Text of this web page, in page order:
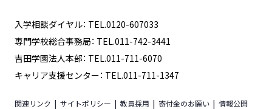
入学相談ダイヤル： TEL.0120-607033
専門学校総合事務局： TEL.011-742-3441
吉田学園法人本部： TEL.011-711-6070
キャリア支援センター： TEL.011-711-1347
関連リンク サイトポリシー 教員採用 寄付金のお願い 情報公開